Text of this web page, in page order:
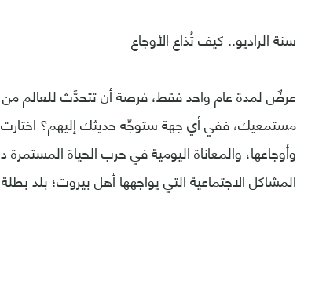
سنة الراديو.. كيف تُذاع الأوجاع
عرضٌ لمدة عام واحد فقط، فرصة أن تتحدَّث للعالم من
مستمعيك، ففي أي جهة ستوجِّه حديثك إليهم؟ اختارت
وأوجاعها، والمعاناة اليومية في حرب الحياة
المشاكل الاجتماعية التي يواجهها أهل بيروت؛ بلد بطلة